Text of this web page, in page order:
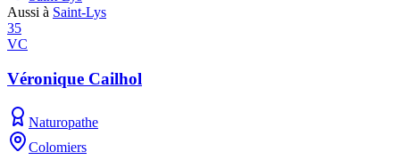
Aussi à Saint-Lys
35
VC
Véronique Cailhol
Naturopathe
Colomiers